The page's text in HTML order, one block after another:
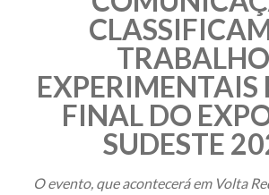
EXPERIMENTAIS
FINAL DO
SUDESTE
O evento, que acontecerá em Volta